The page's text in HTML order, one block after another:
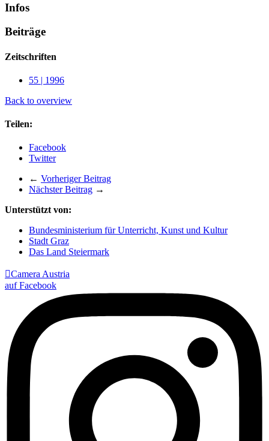
Infos
Beiträge
Zeitschriften
55 | 1996
Back to overview
Teilen:
Facebook
Twitter
← Vorheriger Beitrag
Nächster Beitrag →
Unterstützt von:
Bundesministerium für Unterricht, Kunst und Kultur
Stadt Graz
Das Land Steiermark
Camera Austria
auf Facebook